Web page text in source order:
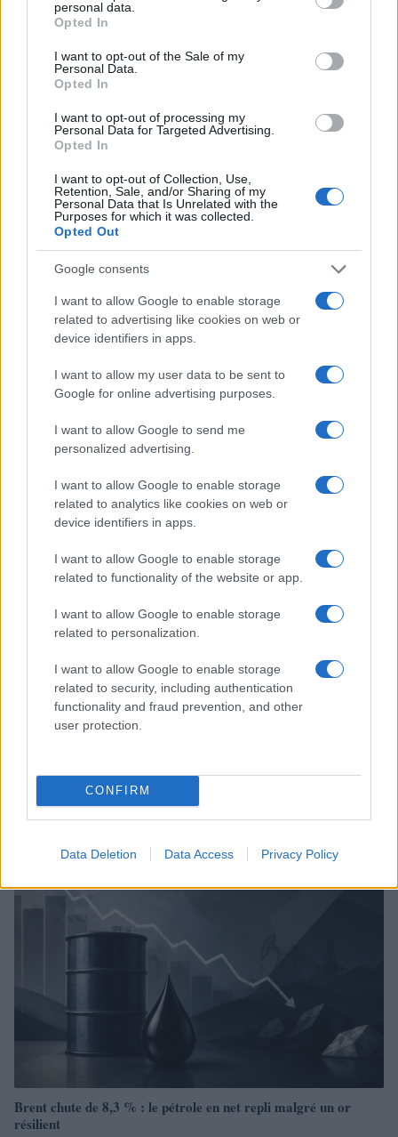
grant or deny consent to Google and its third-party tags to
use your data for below specified purposes in below Google
consent section.
personal data.
Opted In
I want to opt-out of the Sale of my
Personal Data.
Opted In
I want to opt-out of processing my
Personal Data for Targeted Advertising.
Opted In
I want to opt-out of Collection, Use,
Retention, Sale, and/or Sharing of my
Personal Data that Is Unrelated with the
Purposes for which it was collected.
Opted Out
Google consents
I want to allow Google to enable storage
related to advertising like cookies on web or
device identifiers in apps.
I want to allow my user data to be sent to
Google for online advertising purposes.
I want to allow Google to send me
personalized advertising.
I want to allow Google to enable storage
related to analytics like cookies on web or
device identifiers in apps.
I want to allow Google to enable storage
related to functionality of the website or app.
I want to allow Google to enable storage
related to personalization.
I want to allow Google to enable storage
related to security, including authentication
functionality and fraud prevention, and other
user protection.
CONFIRM
Data Deletion Data Access Privacy Policy
Continuez la lecture
NEWS
La guerre des géants de la tech : Apple contre OpenAI
Brent chute de 8,3% : les matières premières corrigent en août
Juliette Bernard · 7 Août 2026
Brent chute de 8,3 % : le pétrole en net repli malgré un or
résilient